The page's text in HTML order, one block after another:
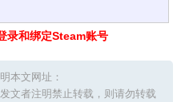
录和绑定Steam账号
本文网址：
文者注明禁止转载，则请勿转载